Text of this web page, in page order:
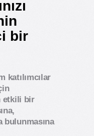
bir
katılımcılar
etkili bir
bulunmasına